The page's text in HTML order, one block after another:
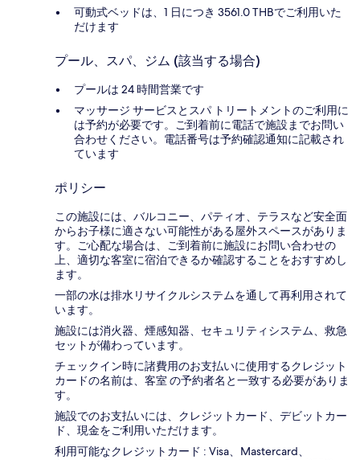
可動式ベッドは、1 日につき 3561.0 THBでご利用いた
だけます
プール、スパ、ジム (該当する場合)
プールは 24 時間営業です
マッサージ サービスとスパ トリートメントのご利用に
は予約が必要です。ご到着前に電話で施設までお問い
合わせください。電話番号は予約確認通知に記載され
ています
ポリシー
この施設には、バルコニー、パティオ、テラスなど安全面
からお子様に適さない可能性がある屋外スペースがありま
す。ご心配な場合は、ご到着前に施設にお問い合わせの
上、適切な客室に宿泊できるか確認することをおすすめし
ます。
一部の水は排水リサイクルシステムを通して再利用されて
います。
施設には消火器、煙感知器、セキュリティシステム、救急
セットが備わっています。
チェックイン時に諸費用のお支払いに使用するクレジット
カードの名前は、客室 の予約者名と一致する必要がありま
す。
施設でのお支払いには、クレジットカード、デビットカー
ド、現金をご利用いただけます。
利用可能なクレジットカード : Visa、Mastercard、